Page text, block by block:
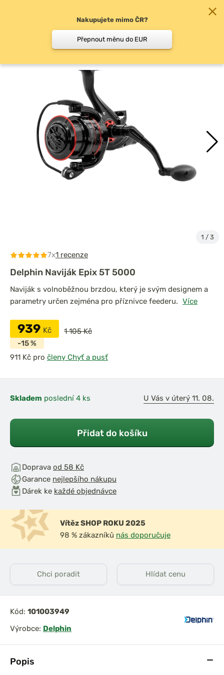
Ultegra
Shimano Naviják Big
Baitrunner LC 14000
Volnoběžná brzda
1 / 3
Popis
7x1 recenze
Delphin Naviják Epix 5T 5000
Naviják s volnoběžnou brzdou, který je svým designem a
parametry určen zejména pro příznivce feederu. Více
939 Kč
1 105 Kč
-15 %
pro členy Chyť a pusť
Skladem poslední 4 ks U Vás v úterý 11. 08.
Přidat do košíku
Doprava od 58 Kč
Garance nejlepšího nákupu
Dárek ke každé objednávce
Vítěz SHOP ROKU 2025
98 % zákazníků nás doporučuje
Chci poradit Hlídat cenu
Kód: 101003949
Výrobce: Delphin
Nakupujete mimo ČR?
Přepnout měnu do EUR